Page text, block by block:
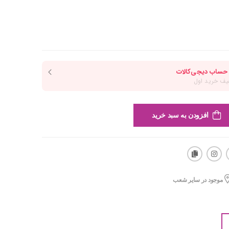
افزودن به سبد خرید
موجود در سایر شعب